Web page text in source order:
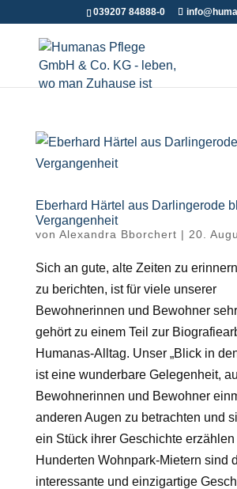
039207 84888-0
Eberhard Härtel aus Darlingerode
Vergangenheit
von Alexandra Bborchert | 20.
Sich an gute, alte Zeiten zu
zu berichten, ist für viele unserer
Bewohnerinnen und Bewohner
gehört zu einem Teil zur
Humanas-Alltag. Unser „Blick in
ist eine wunderbare Gelegenheit,
Bewohnerinnen und Bewohner
anderen Augen zu betrachten und
ein Stück ihrer Geschichte
Hunderten Wohnpark-Mietern sind
interessante und einzigartige